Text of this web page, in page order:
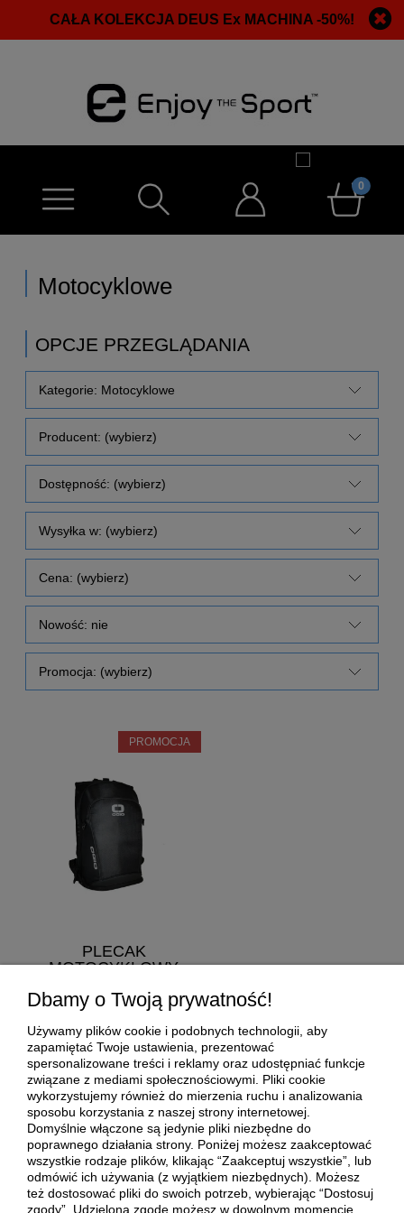
CAŁA KOLEKCJA DEUS Ex MACHINA -50%!
Motocyklowe
OPCJE PRZEGLĄDANIA
Kategorie: Motocyklowe
Producent: (wybierz)
Dostępność: (wybierz)
Wysyłka w: (wybierz)
Cena: (wybierz)
Nowość: nie
Promocja: (wybierz)
PLECAK
MOTOCYKLOWY
CZARNY
349,50 zł
Cena regularna:699,00 zł
Najniższa cena:384,45 zł
do koszyka
PROMOCJA
Dbamy o Twoją prywatność!
Używamy plików cookie i podobnych technologii, aby
zapamiętać Twoje ustawienia, prezentować
spersonalizowane treści i reklamy oraz udostępniać funkcje
związane z mediami społecznościowymi. Pliki cookie
wykorzystujemy również do mierzenia ruchu i analizowania
sposobu korzystania z naszej strony internetowej.
Domyślnie włączone są jedynie pliki niezbędne do
poprawnego działania strony. Poniżej możesz zaakceptować
wszystkie rodzaje plików, klikając “Zaakceptuj wszystkie”, lub
odmówić ich używania (z wyjątkiem niezbędnych). Możesz
też dostosować pliki do swoich potrzeb, wybierając “Dostosuj
zgody”. Udzieloną zgodę możesz w dowolnym momencie